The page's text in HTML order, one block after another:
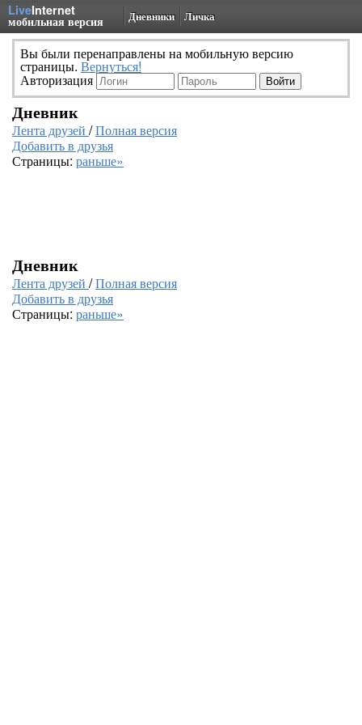
LiveInternet
мобильная версия Дневники Личка
Вы были перенаправлены на мобильную версию
страницы. Вернуться!
Авторизация
Дневник
Лента друзей /Полная версия
Добавить в друзья
Страницы: раньше»
Дневник
Лента друзей /Полная версия
Добавить в друзья
Страницы: раньше»